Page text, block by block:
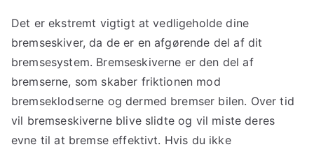
Det er ekstremt vigtigt at vedligeholde dine
bremseskiver, da de er en afgørende del af dit
bremse­system. Bremseskiverne er den del af
bremserne, som skaber friktionen mod
bremseklodserne og dermed bremser bilen. Over tid
vil bremseskiverne blive slidte og vil miste deres
evne til at bremse effektivt. Hvis du ikke